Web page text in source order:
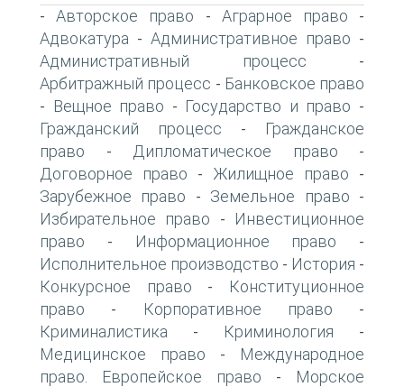
-Авторское право - Аграрное право -
Адвокатура - Административное право -
Административный процесс -
Арбитражный процесс - Банковское право
- Вещное право - Государство и право -
Гражданский процесс -
Гражданское
право - Дипломатическое право -
Договорное право - Жилищное право -
Зарубежное право - Земельное право -
Избирательное право -
Инвестиционное
право - Информационное право -
Исполнительное производство - История -
Конкурсное право -
Конституционное
право - Корпоративное право -
Криминалистика - Криминология -
Медицинское право -
Международное
право. Европейское право -
Морское